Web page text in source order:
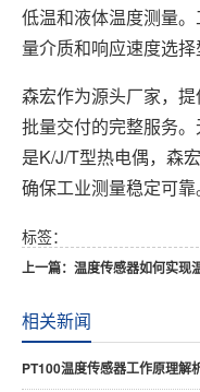
低温和液体温度测量
量介质和响应速度选择
森宏作为源头厂家，
批量交付的完整服务
是K/J/T型热电偶，森
确保工业测量稳定可靠
标签：
相关新闻
PT100温度传感器工作原理解